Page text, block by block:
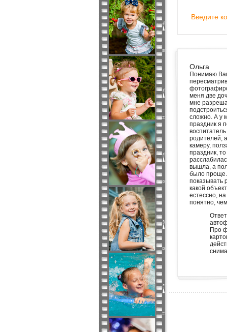
Введите
Ольга
Понимаю
меня две
мне
сложно. А у
праздник я
родителей,
камеру,
праздник,
вышла, а
было проще.
показывать
какой
естессно,
понятно,
Про